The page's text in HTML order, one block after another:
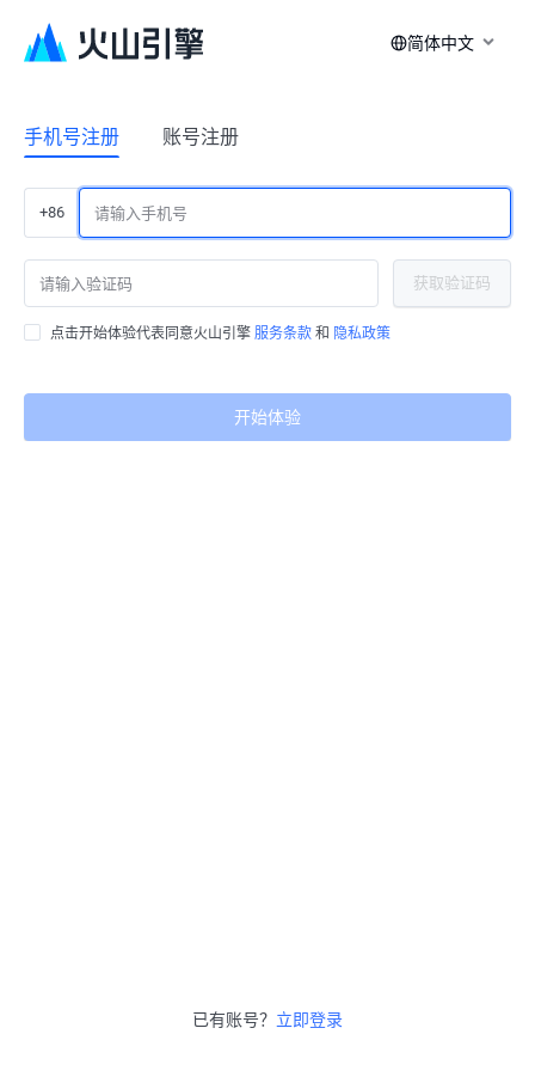
简体中文
手机号注册 账号注册
+86
获取验证码
点击开始体验代表同意火山引擎 服务条款 和 隐私政策
开始体验
已有账号？ 立即登录